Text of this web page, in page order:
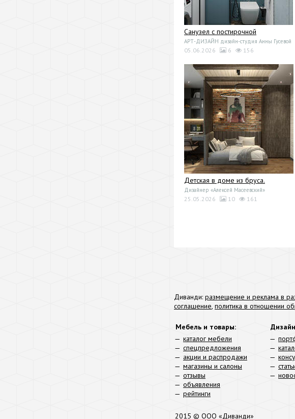
Санузел с постирочной
АРТ-ДИЗАЙН дизайн-студия Анны Гусевой
05.06.2026 6 156
Детская в доме из бруса.
Дизайнер «Алексей Масеевский»
25.05.2026 10 161
Диванди: размещение и реклама в
соглашение, политика в отношении
Мебель и товары:
каталог мебели
спецпредложения
акции и распродажи
магазины и салоны
отзывы
объявления
рейтинги
2015 © ООО «Диванди»